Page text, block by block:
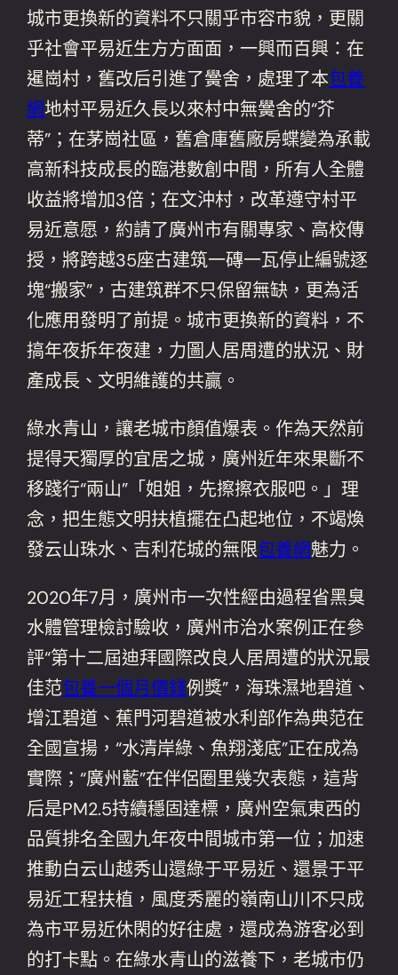
城市更換新的資料不只關乎市容市貌，更關
乎社會平易近生方方面面，一興而百興：在
暹崗村，舊改后引進了黌舍，處理了本包養
網地村平易近久長以來村中無黌舍的“芥
蒂”；在茅崗社區，舊倉庫舊廠房蝶變為承載
高新科技成長的臨港數創中間，所有人全體
收益將增加3倍；在文沖村，改革遵守村平
易近意愿，約請了廣州市有關專家、高校傳
授，將跨越35座古建筑一磚一瓦停止編號逐
塊“搬家”，古建筑群不只保留無缺，更為活
化應用發明了前提。城市更換新的資料，不
搞年夜拆年夜建，力圖人居周遭的狀況、財
產成長、文明維護的共贏。
綠水青山，讓老城市顏值爆表。作為天然前
提得天獨厚的宜居之城，廣州近年來果斷不
移踐行“兩山”「姐姐，先擦擦衣服吧。」理
念，把生態文明扶植擺在凸起地位，不竭煥
發云山珠水、吉利花城的無限包養網魅力。
2020年7月，廣州市一次性經由過程省黑臭
水體管理檢討驗收，廣州市治水案例正在參
評“第十二屆迪拜國際改良人居周遭的狀況最
佳范包養一個月價錢例獎”，海珠濕地碧道、
增江碧道、蕉門河碧道被水利部作為典范在
全國宣揚，“水清岸綠、魚翔淺底”正在成為
實際；“廣州藍”在伴侶圈里幾次表態，這背
后是PM2.5持續穩固達標，廣州空氣東西的
品質排名全國九年夜中間城市第一位；加速
推動白云山越秀山還綠于平易近、還景于平
易近工程扶植，風度秀麗的嶺南山川不只成
為市平易近休閑的好往處，還成為游客必到
的打卡點。在綠水青山的滋養下，老城市仍